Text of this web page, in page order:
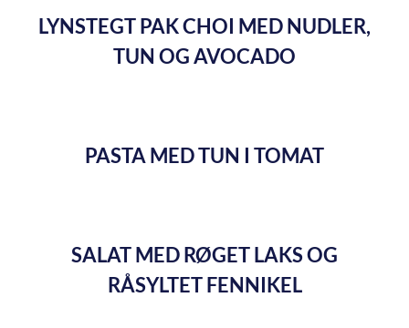
LYNSTEGT PAK CHOI MED NUDLER,
TUN OG AVOCADO
PASTA MED TUN I TOMAT
SALAT MED RØGET LAKS OG
RÅSYLTET FENNIKEL